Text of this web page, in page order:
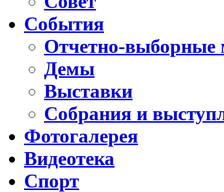
События
Отчетно-выборные
Демы
Выставки
Собрания и
Фотогалерея
Видеотека
Спорт